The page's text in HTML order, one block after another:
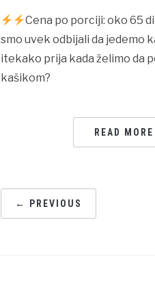
Cena po porciji: oko 65
smo uvek odbijali da jedemo
itekako prija kada želimo da
kašikom?
READ MORE
POSTS
NAVIGATION
← PREVIOUS